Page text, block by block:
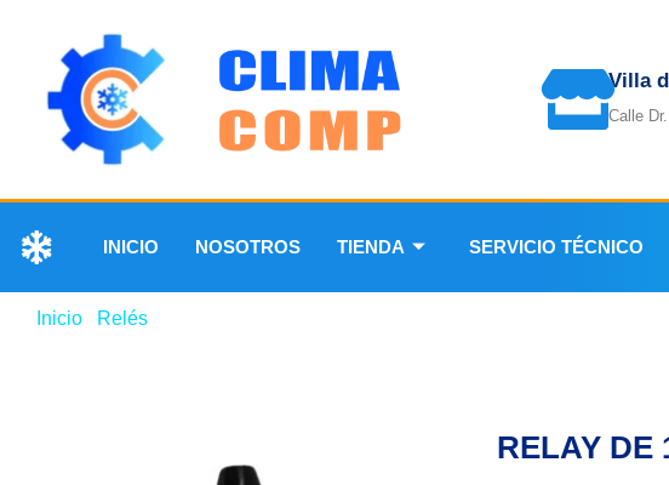
Villa
Calle
INICIO NOSOTROS TIENDA SERVICIO TÉCNICO
Inicio Relés
RELAY DE